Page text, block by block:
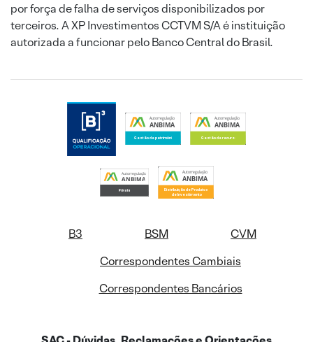
por força de falha de serviços disponibilizados por
terceiros. A XP Investimentos CCTVM S/A é instituição
autorizada a funcionar pelo Banco Central do Brasil.
B3 BSM
CVM
Correspondentes Cambiais
Correspondentes Bancários